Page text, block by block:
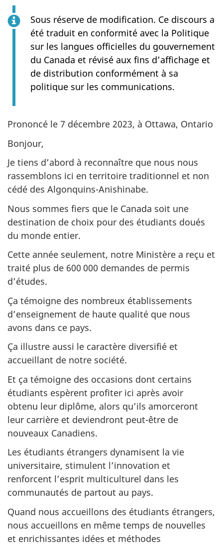
Sous réserve de modification. Ce discours a
été traduit en conformité avec la Politique
sur les langues officielles du gouvernement
du Canada et révisé aux fins d’affichage et
de distribution conformément à sa
politique sur les communications.
Prononcé le 7 décembre 2023, à Ottawa, Ontario
Bonjour,
Je tiens d’abord à reconnaître que nous nous
rassemblons ici en territoire traditionnel et non
cédé des Algonquins-Anishinabe.
Nous sommes fiers que le Canada soit une
destination de choix pour des étudiants doués
du monde entier.
Cette année seulement, notre Ministère a reçu et
traité plus de 600 000 demandes de permis
d’études.
Ça témoigne des nombreux établissements
d’enseignement de haute qualité que nous
avons dans ce pays.
Ça illustre aussi le caractère diversifié et
accueillant de notre société.
Et ça témoigne des occasions dont certains
étudiants espèrent profiter ici après avoir
obtenu leur diplôme, alors qu’ils amorceront
leur carrière et deviendront peut-être de
nouveaux Canadiens.
Les étudiants étrangers dynamisent la vie
universitaire, stimulent l’innovation et
renforcent l’esprit multiculturel dans les
communautés de partout au pays.
Quand nous accueillons des étudiants étrangers,
nous accueillons en même temps de nouvelles
et enrichissantes idées et méthodes